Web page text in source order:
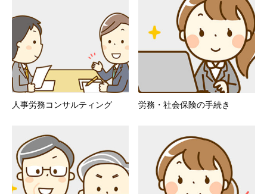
人事労務コンサルティング 労務・社会保険の手続き